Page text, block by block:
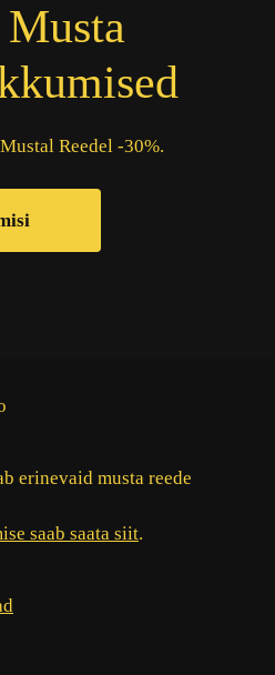
Reedel -30%.
erinevaid musta reede
saab saata siit.